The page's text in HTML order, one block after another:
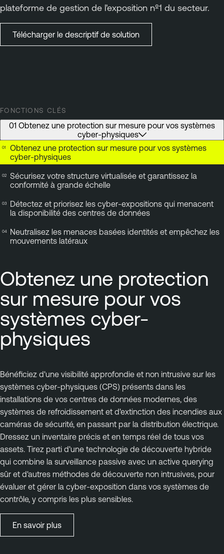
plateforme de gestion de l'exposition nº1 du secteur.
Télécharger le descriptif de solution
FONCTIONS CLÉS
01 Obtenez une protection sur mesure pour vos systèmes
cyber-physiques
Obtenez une protection sur mesure pour vos systèmes
cyber-physiques
Sécurisez votre structure virtualisée et garantissez la
conformité à grande échelle
Détectez et priorisez les cyber-expositions qui menacent
la disponibilité des centres de données
Neutralisez les menaces basées identités et empêchez les
mouvements latéraux
Obtenez une protection
sur mesure pour vos
systèmes cyber-
physiques
Bénéficiez d'une visibilité approfondie et non intrusive sur les
systèmes cyber-physiques (CPS) présents dans les
installations de vos centres de données modernes, des
systèmes de refroidissement et d'extinction des incendies aux
caméras de sécurité, en passant par la distribution électrique.
Dressez un inventaire précis et en temps réel de tous vos
assets. Tirez parti d'une technologie de découverte hybride
qui combine la surveillance passive avec un active querying
sûr et d'autres méthodes de découverte non intrusives, pour
évaluer et gérer la cyber-exposition dans vos systèmes de
contrôle, y compris les plus sensibles.
En savoir plus